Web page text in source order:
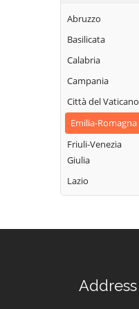
Castel Maggiore
Castel San Pietro
Abruzzo
Basilicata
Calabria
Campania
Città del Vaticano
Emilia-Romagna
Friuli-Venezia
Giulia
Lazio
Address